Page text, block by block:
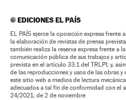
©EDICIONES EL PAÍS
EL PAÍS ejerce la oposición expresa frente
la elaboración de revistas de prensa
también realiza la reserva expresa frente a
comunicación pública de sus trabajos y
prevista en el artículo 33.1 del TRLPI; y,
de las reproducciones y usos de las obras
este sitio web a medios de lectura
adecuados a tal fin de conformidad con el
24/2021, de 2 de noviembre